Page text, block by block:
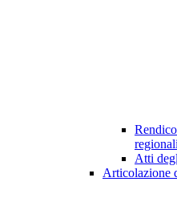
Atti
Articolazione